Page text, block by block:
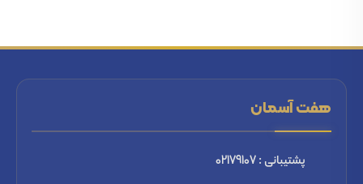
هفت آسمان
پشتیبانی : 02179107